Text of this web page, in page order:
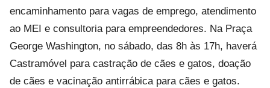
encaminhamento para vagas de emprego, atendimento
ao MEI e consultoria para empreendedores. Na Praça
George Washington, no sábado, das 8h às 17h, haverá
Castramóvel para castração de cães e gatos, doação
de cães e vacinação antirrábica para cães e gatos.